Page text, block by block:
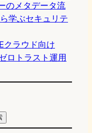
のメタデータ流
学ぶセキュリテ
クラウド向け
ロトラスト運用